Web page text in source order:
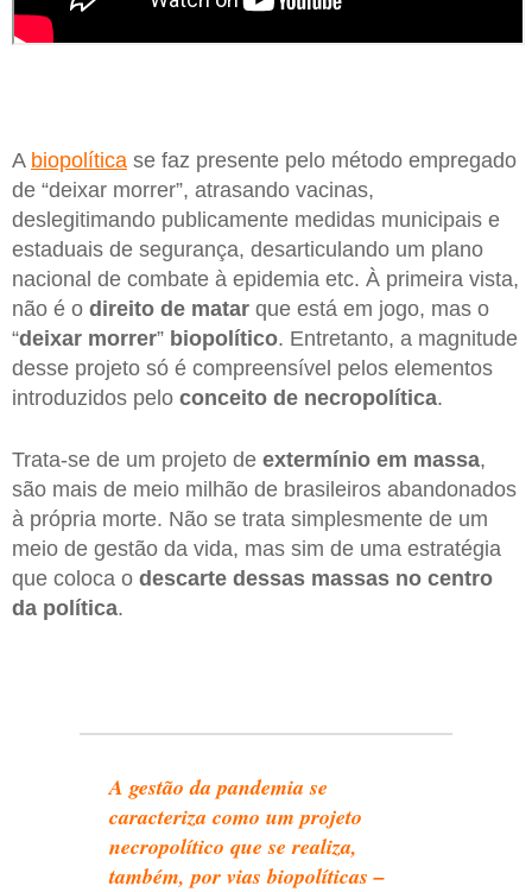
A biopolítica se faz presente pelo método empregado
de “deixar morrer”, atrasando vacinas,
deslegitimando publicamente medidas municipais e
estaduais de segurança, desarticulando um plano
nacional de combate à epidemia etc. À primeira vista,
não é o direito de matar que está em jogo, mas o
“deixar morrer” biopolítico. Entretanto, a magnitude
desse projeto só é compreensível pelos elementos
introduzidos pelo conceito de necropolítica.
Trata-se de um projeto de extermínio em massa,
são mais de meio milhão de brasileiros abandonados
à própria morte. Não se trata simplesmente de um
meio de gestão da vida, mas sim de uma estratégia
que coloca o descarte dessas massas no centro
da política.
A gestão da pandemia se
caracteriza como um projeto
necropolítico que se realiza,
também, por vias biopolíticas –